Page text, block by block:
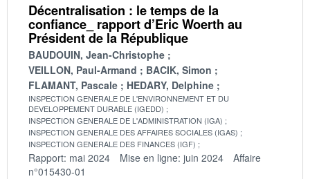
Décentralisation : le temps de la
confiance_ rapport d’Eric Woerth au
Président de la République
BAUDOUIN, Jean-Christophe
VEILLON, Paul-Armand
BACIK, Simon
FLAMANT, Pascale
HEDARY, Delphine
INSPECTION GENERALE DE L'ENVIRONNEMENT ET DU
DEVELOPPEMENT DURABLE (IGEDD)
INSPECTION GENERALE DE L'ADMINISTRATION (IGA)
INSPECTION GENERALE DES AFFAIRES SOCIALES (IGAS)
INSPECTION GENERALE DES FINANCES (IGF)
Rapport: mai 2024 Mise en ligne: juin 2024
Affaire
n°015430-01